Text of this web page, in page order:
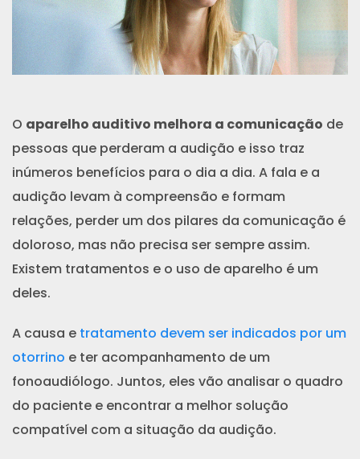
O aparelho auditivo melhora a comunicação de
pessoas que perderam a audição e isso traz
inúmeros benefícios para o dia a dia. A fala e a
audição levam à compreensão e formam
relações, perder um dos pilares da comunicação é
doloroso, mas não precisa ser sempre assim.
Existem tratamentos e o uso de aparelho é um
deles.
A causa e tratamento devem ser indicados por um
otorrino e ter acompanhamento de um
fonoaudiólogo. Juntos, eles vão analisar o quadro
do paciente e encontrar a melhor solução
compatível com a situação da audição.